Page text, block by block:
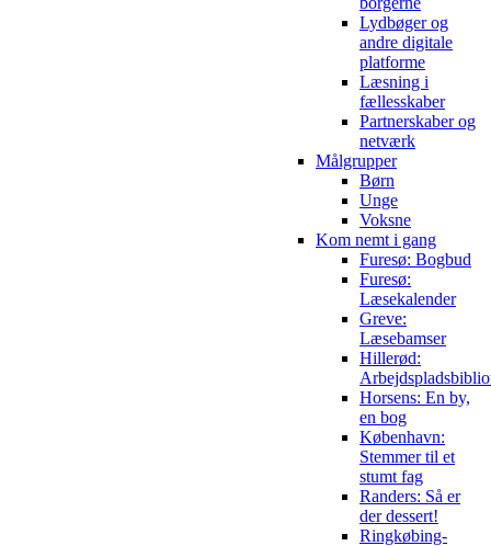
Lydbøger og
andre digitale
platforme
Læsning i
fællesskaber
Partnerskaber og
netværk
Målgrupper
Børn
Unge
Voksne
Kom nemt i gang
Furesø: Bogbud
Furesø:
Læsekalender
Greve:
Læsebamser
Hillerød:
Horsens: En by,
en bog
København:
Stemmer til et
stumt fag
Randers: Så er
der dessert!
Ringkøbing-